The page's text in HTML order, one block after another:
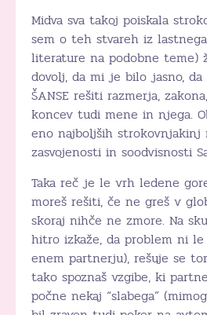
Midva sva takoj poiskala
sem o teh stvareh iz
literature na podobne teme)
dovolj, da mi je bilo jasno, da
ŠANSE rešiti razmerja,
koncev tudi mene in njega.
eno najboljših strokovnjakinj
zasvojenosti in soodvisnosti
Taka reč je le vrh ledene
moreš rešiti, če ne greš v
skoraj nihče ne zmore. Na
hitro izkaže, da problem ni
enem partnerju), rešuje se
tako spoznaš vzgibe, ki
počne nekaj “slabega”